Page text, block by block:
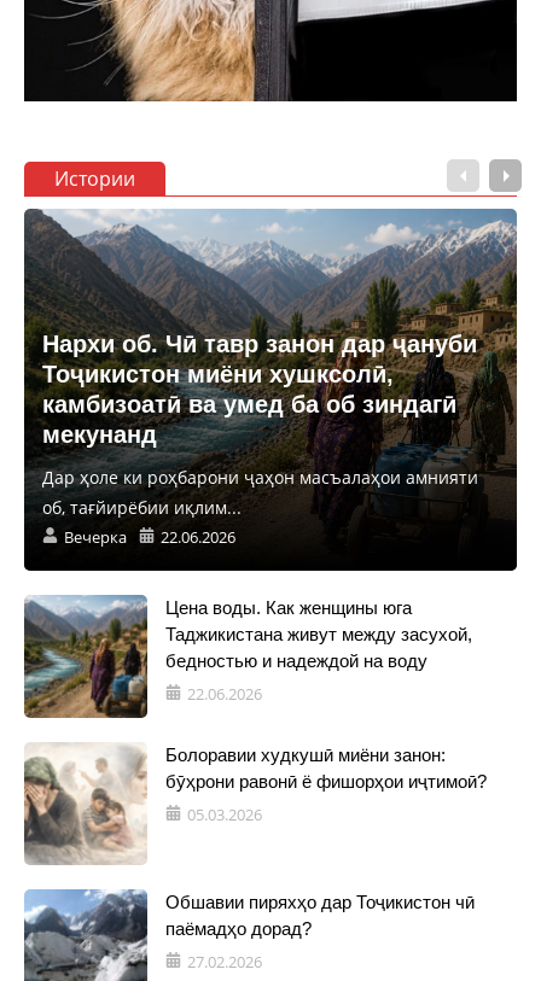
Истории
Нархи об. Чӣ тавр занон дар ҷануби
Тоҷикистон миёни хушксолӣ,
камбизоатӣ ва умед ба об зиндагӣ
мекунанд
Дар ҳоле ки роҳбарони ҷаҳон масъалаҳои амнияти
об, тағйирёбии иқлим...
Вечерка 22.06.2026
Цена воды. Как женщины юга
Таджикистана живут между засухой,
бедностью и надеждой на воду
22.06.2026
Болоравии худкушӣ миёни занон:
бӯҳрони равонӣ ё фишорҳои иҷтимоӣ?
05.03.2026
Обшавии пиряхҳо дар Тоҷикистон чӣ
паёмадҳо дорад?
27.02.2026